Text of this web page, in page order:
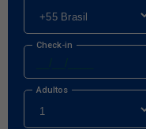
Check-in
Adultos